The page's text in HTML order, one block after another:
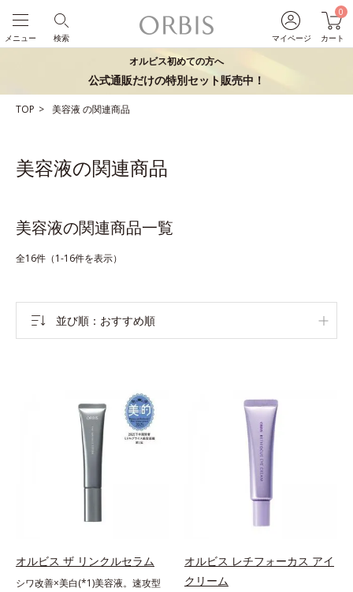
マイページ
0
カート
検索
メニュー
オルビス初めての方へ
公式通販だけの特別セット販売中！
TOP 美容液の関連商品
美容液の関連商品
美容液の関連商品一覧
全16件（1-16件を表示）
並び順 おすすめ順
オルビス ザ リンクルセラム
シワ改善×美白(*1)美容液。速攻型
オルビス レチフォーカス アイ
クリーム